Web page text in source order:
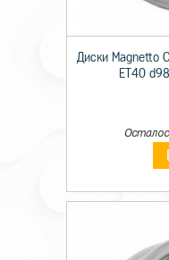
Диски Magnetto
ET40